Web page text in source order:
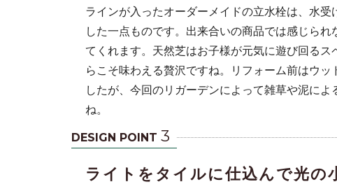
ラインが入ったオーダーメイドの立水栓は、水
した一点ものです。出来合いの商品では感じら
てくれます。天然芝はお子様が元気に遊び回る
らこそ味わえる贅沢ですね。リフォーム前はウ
したが、今回のリガーデンによって雑草や泥に
ね。
DESIGN POINT 3
ライトをタイルに仕込んで光の